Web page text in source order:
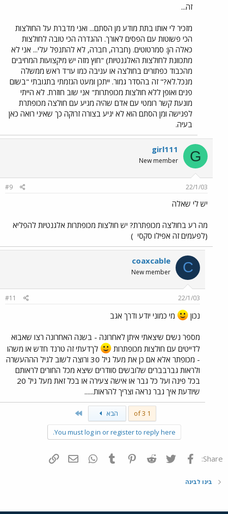
זה...
מזכיר לי אותו בתת מודע מן הסתם... ואני מדברת על החולצות
הכי פשוטות עם הפסים לאורך. ההגדרה הכי טובה לחולצות
כאלה הן: סמרטוטים. (חברה, חברה, לא להתנפל עלי... אני לא
מתכוונת לחולצות האלגנטיות) "חוץ מזה יש מיקצועות המחיבים
מהכבוד כפתורים בחולצה או עניבה כמו עו"ד ראש ממשלה
מנכל.לא?" זה בהסדר גמור. ייתכן ומעט הגזמתי בתגובתי "בשום
פנים ואופן ללא חולצות מכופתרות" אני שוב חוזרת. לא הייתי
מונעת קשר רומטי עם אדם שהיה מגיע עם חולצה מכופתרת
לפגישה ומן הסתם הוא לא יגיע בצורה זרוקה כך שאיני רואה כאן
בעיה.
G
girl111
New member
22/1/03
#9
יש לי שאלה
מה רע בחולצה מכופתרת? יש חולצות מכופתרות אלגנטיות להפליא
(לפעמים זה אפילו סקסי )
C
coaxcable
New member
22/1/03
#11
נכון מי כמוני יודע ודרך אגב
מספר נשים שיצאתי איתן לאחרונה - בשנה האחרונה רצו שאבוא
לדייטים עם חולצות מכופתרות
לךדעתי זה טרנד חדש או משהו
- מכופתר אלא אם כן את מעל גיל 30 ורוצה לשוב לגיל הההעשרה
ולראות גברבברים שלובשים סוודרים שיצא מכל החורים לראותם
בכל פינה ועל כל גבר או אישה צעירה או בכל זאת מעל גיל 20
שיודעת איך גבר נראה וצריך להראות......
1 of 3 הבא
You must log in or register to reply here.
Share: פייסבוק Twitter
Reddit
Pinterest
Tumblr
WhatsAppדואר אלקטרוני
בינו לבינה